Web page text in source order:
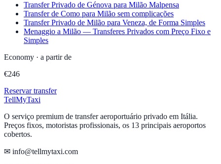
Transfer Privado de Génova para Milão Malpensa
Transfer de Como para Milão sem complicações
Transfer Privado de Milão para Veneza, de Forma Simples
Menaggio a Milão — Transferes Privados com Preço Fixo e
Simples
Economy · a partir de
€246
Reservar transfer
TellMyTaxi
O serviço premium de transfer aeroportuário privado em Itália.
Preços fixos, motoristas profissionais, os 13 principais aeroportos
cobertos.
✉ info@tellmytaxi.com